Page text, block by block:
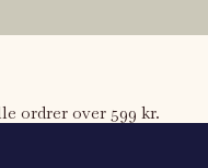
ordrer over 599 kr.